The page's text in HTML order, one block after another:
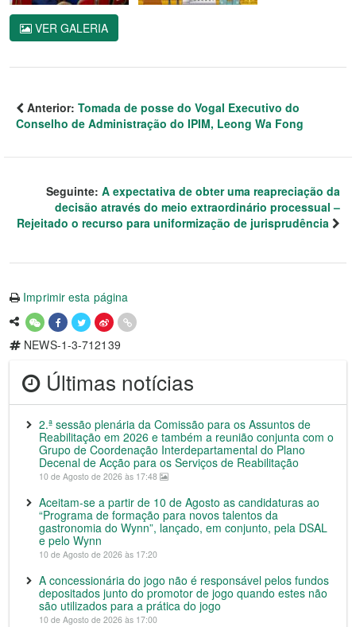
VER GALERIA
Anterior: Tomada de posse do Vogal Executivo do
Conselho de Administração do IPIM, Leong Wa Fong
Seguinte: A expectativa de obter uma reapreciação da
decisão através do meio extraordinário processual –
Rejeitado o recurso para uniformização de jurisprudência
Imprimir esta página
NEWS-1-3-712139
Últimas notícias
2.ª sessão plenária da Comissão para os Assuntos de
Reabilitação em 2026 e também a reunião conjunta com o
Grupo de Coordenação Interdepartamental do Plano
Decenal de Acção para os Serviços de Reabilitação
10 de Agosto de 2026 às 17:48
Aceitam-se a partir de 10 de Agosto as candidaturas ao
“Programa de formação para novos talentos da
gastronomia do Wynn”, lançado, em conjunto, pela DSAL
e pelo Wynn
10 de Agosto de 2026 às 17:20
A concessionária do jogo não é responsável pelos fundos
depositados junto do promotor de jogo quando estes não
são utilizados para a prática do jogo
10 de Agosto de 2026 às 17:00